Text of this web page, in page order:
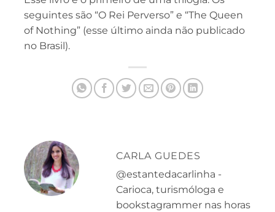
seguintes são “O Rei Perverso” e “The Queen
of Nothing” (esse último ainda não publicado
no Brasil).
CARLA GUEDES
@estantedacarlinha -
Carioca, turismóloga e
bookstagrammer nas horas